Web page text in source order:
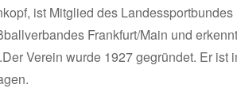
ist Mitglied des
Frankfurt/Main und
Verein wurde 1927 gegründet. Er ist